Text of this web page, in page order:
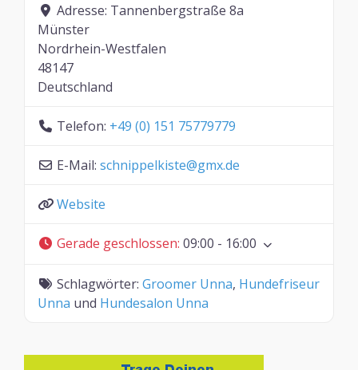
Adresse: Tannenbergstraße 8a
Münster
Nordrhein-Westfalen
48147
Deutschland
Telefon: +49 (0) 151 75779779
E-Mail: schnippelkiste@gmx.de
Website
Gerade geschlossen: 09:00 - 16:00
Schlagwörter: Groomer Unna, Hundefriseur
Unna und Hundesalon Unna